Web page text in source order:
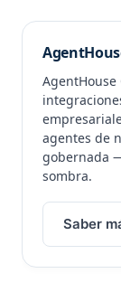
agentes de
gobernada
sombra.
Saber